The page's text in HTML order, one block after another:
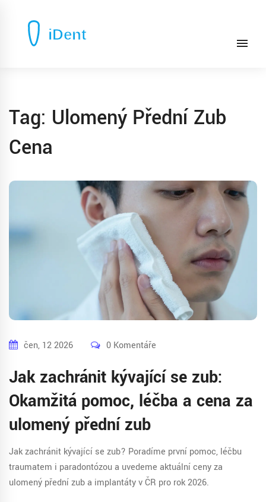
Tag: Ulomený Přední Zub
Cena
čen, 12 2026 0 Komentáře
Jak zachránit kývající se zub:
Okamžitá pomoc, léčba a cena za
ulomený přední zub
Jak zachránit kývající se zub? Poradíme první pomoc, léčbu
traumatem i paradontózou a uvedeme aktuální ceny za
ulomený přední zub a implantáty v ČR pro rok 2026.